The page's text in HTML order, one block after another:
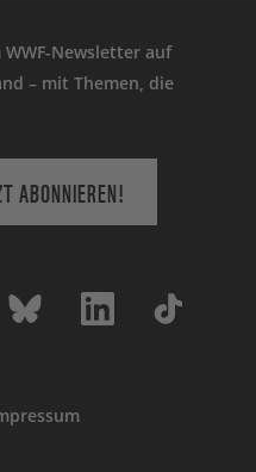
Newsletter auf
– mit Themen, die
ABONNIEREN!